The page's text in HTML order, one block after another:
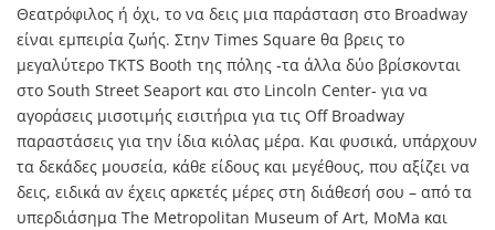
Θεατρόφιλος ή όχι, το να δεις μια παράσταση στο Broadway
είναι εμπειρία ζωής. Στην Times Square θα βρεις το
μεγαλύτερο TKTS Booth της πόλης -τα άλλα δύο βρίσκονται
στο South Street Seaport και στο Lincoln Center- για να
αγοράσεις μισοτιμής εισιτήρια για τις Off Broadway
παραστάσεις για την ίδια κιόλας μέρα. Και φυσικά, υπάρχουν
τα δεκάδες μουσεία, κάθε είδους και μεγέθους, που αξίζει να
δεις, ειδικά αν έχεις αρκετές μέρες στη διάθεσή σου – από τα
υπερδιάσημα The Metropolitan Museum of Art, MoMa και